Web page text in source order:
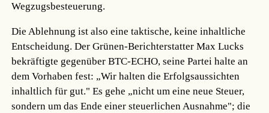
Wegzugsbesteuerung.
Die Ablehnung ist also eine taktische, keine inhaltliche
Entscheidung. Der Grünen-Berichterstatter Max Lucks
bekräftigte gegenüber BTC-ECHO, seine Partei halte an
dem Vorhaben fest: „Wir halten die Erfolgsaussichten
inhaltlich für gut." Es gehe „nicht um eine neue Steuer,
sondern um das Ende einer steuerlichen Ausnahme"; die